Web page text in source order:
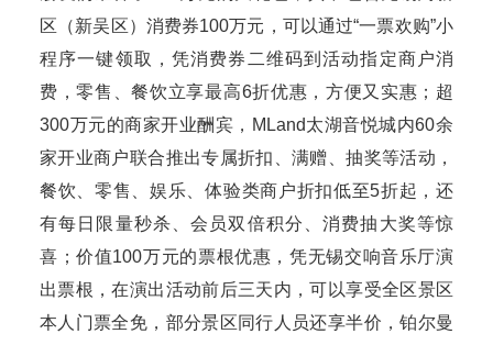
区（新吴区）消费券100万元，可以通过“一票欢购”小
程序一键领取，凭消费券二维码到活动指定商户消
费，零售、餐饮立享最高6折优惠，方便又实惠；超
300万元的商家开业酬宾，MLand太湖音悦城内60余
家开业商户联合推出专属折扣、满赠、抽奖等活动，
餐饮、零售、娱乐、体验类商户折扣低至5折起，还
有每日限量秒杀、会员双倍积分、消费抽大奖等惊
喜；价值100万元的票根优惠，凭无锡交响音乐厅演
出票根，在演出活动前后三天内，可以享受全区景区
本人门票全免，部分景区同行人员还享半价，铂尔曼